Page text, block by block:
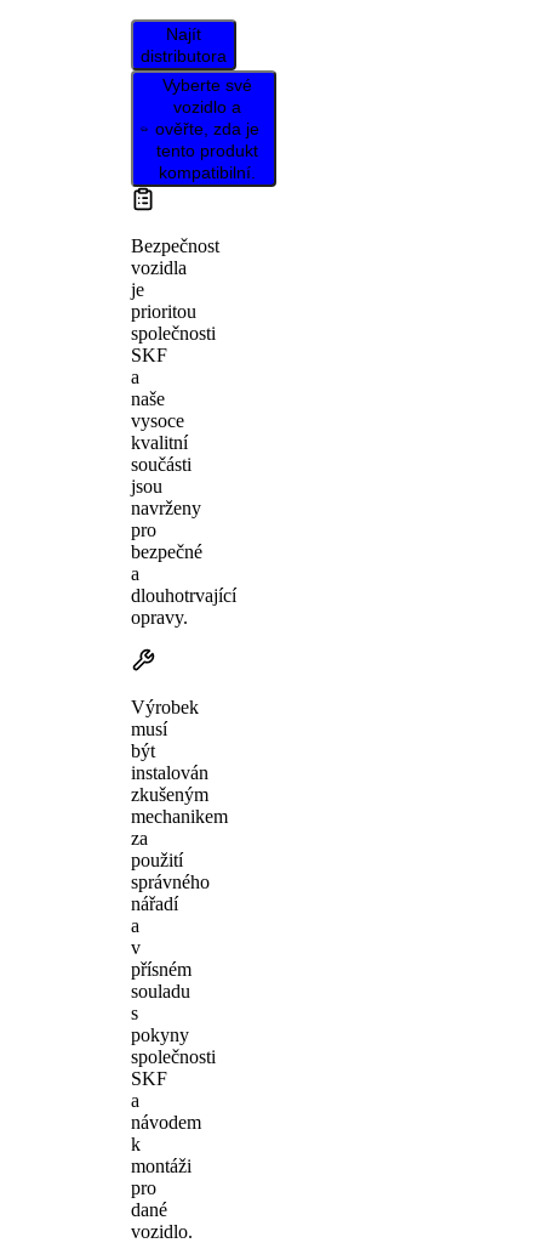
Najít
distributora
Vyberte své
vozidlo a
ověřte, zda je
tento produkt
kompatibilní.
Bezpečnost
vozidla
je
prioritou
společnosti
SKF
a
naše
vysoce
kvalitní
součásti
jsou
navrženy
pro
bezpečné
a
dlouhotrvající
opravy.
Výrobek
musí
být
instalován
zkušeným
mechanikem
za
použití
správného
nářadí
a
v
přísném
souladu
s
pokyny
společnosti
SKF
a
návodem
k
montáži
pro
dané
vozidlo.